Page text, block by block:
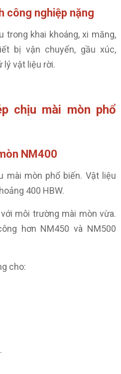
công nghiệp nặng
trong khai khoáng, xi măng,
bị vận chuyển, gầu xúc,
lý vật liệu rời.
chịu mài mòn phổ
NM400
mài mòn phổ biến. Vật liệu
400 HBW.
môi trường mài mòn vừa.
hơn NM450 và NM500
cho: